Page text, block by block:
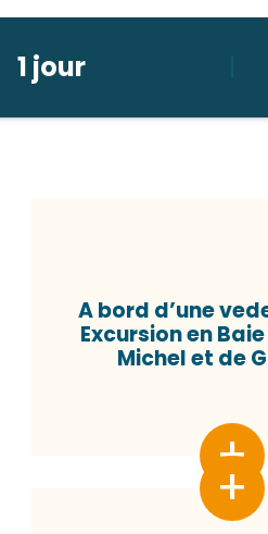
1 jour
A bord d’une
Excursion en
Michel et de